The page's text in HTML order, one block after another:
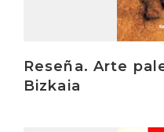
Reseña. Arte
Bizkaia